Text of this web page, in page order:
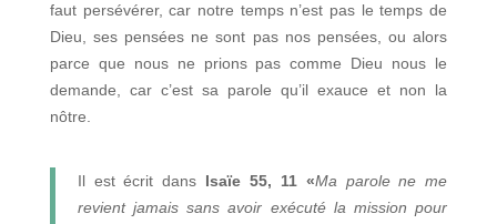
faut persévérer, car notre temps n’est pas le temps de
Dieu, ses pensées ne sont pas nos pensées, ou alors
parce que nous ne prions pas comme Dieu nous le
demande, car c’est sa parole qu’il exauce et non la
nôtre.
Il est écrit dans Isaïe 55, 11 «Ma parole ne me
revient jamais sans avoir exécuté la mission pour